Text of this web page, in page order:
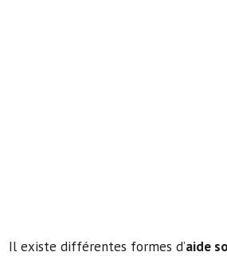
Il existe différentes formes d’aide